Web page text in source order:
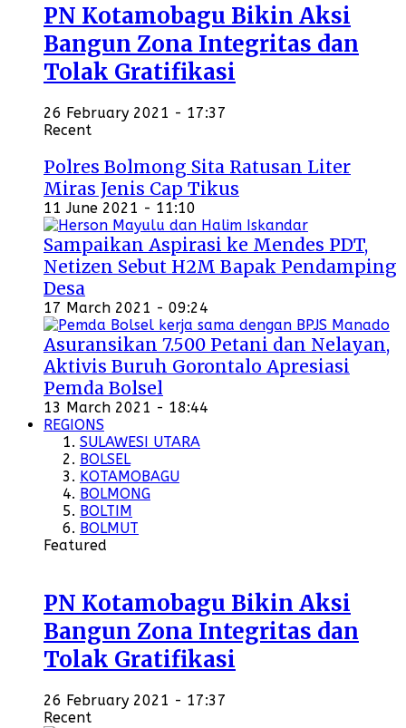
PN Kotamobagu Bikin Aksi
Bangun Zona Integritas dan
Tolak Gratifikasi
26 February 2021 - 17:37
Recent
Polres Bolmong Sita Ratusan Liter
Miras Jenis Cap Tikus
11 June 2021 - 11:10
Sampaikan Aspirasi ke Mendes PDT,
Netizen Sebut H2M Bapak Pendamping
Desa
17 March 2021 - 09:24
Asuransikan 7.500 Petani dan Nelayan,
Aktivis Buruh Gorontalo Apresiasi
Pemda Bolsel
13 March 2021 - 18:44
REGIONS
SULAWESI UTARA
BOLSEL
KOTAMOBAGU
BOLMONG
BOLTIM
BOLMUT
Featured
PN Kotamobagu Bikin Aksi
Bangun Zona Integritas dan
Tolak Gratifikasi
26 February 2021 - 17:37
Recent